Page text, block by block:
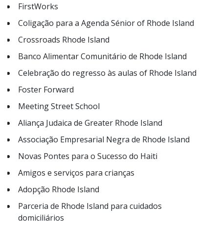
FirstWorks
Coligação para a Agenda Sénior of Rhode Island
Crossroads Rhode Island
Banco Alimentar Comunitário de Rhode Island
Celebração do regresso às aulas of Rhode Island
Foster Forward
Meeting Street School
Aliança Judaica de Greater Rhode Island
Associação Empresarial Negra de Rhode Island
Novas Pontes para o Sucesso do Haiti
Amigos e serviços para crianças
Adopção Rhode Island
Parceria de Rhode Island para cuidados
domiciliários